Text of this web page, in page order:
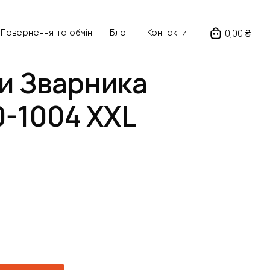
Повернення та обмін Блог Контакти 0,00 ₴
Зварника
1004 XXL